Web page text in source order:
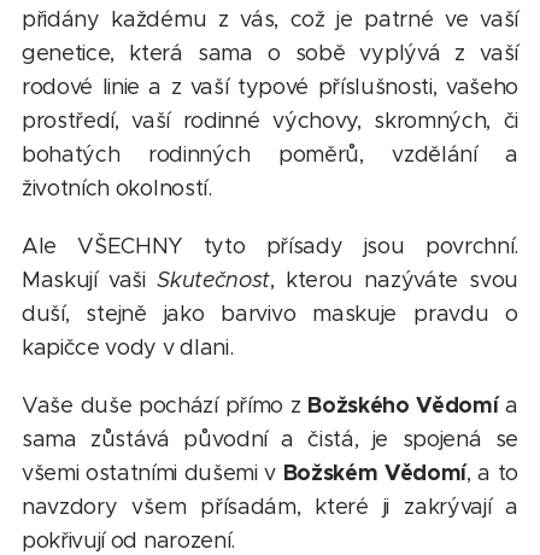
přidány každému z vás, což je patrné ve vaší
genetice, která sama o sobě vyplývá z vaší
rodové linie a z vaší typové příslušnosti, vašeho
prostředí, vaší rodinné výchovy, skromných, či
bohatých rodinných poměrů, vzdělání a
životních okolností.
Ale VŠECHNY tyto přísady jsou povrchní.
Maskují vašiSkutečnost, kterou nazýváte svou
duší, stejně jako barvivo maskuje pravdu o
kapičce vody v dlani.
Vaše duše pochází přímo z Božského Vědomía
sama zůstává původní a čistá, je spojená se
všemi ostatními dušemi v Božském Vědomí, a to
navzdory všem přísadám, které ji zakrývají a
pokřivují od narození.